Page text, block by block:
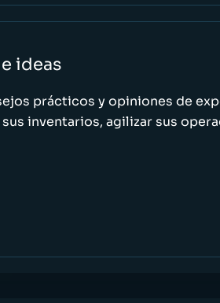
ideas
prácticos y opiniones de
inventarios, agilizar sus